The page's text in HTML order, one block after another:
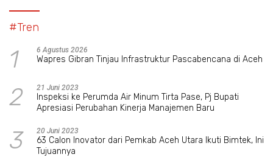
#Tren
1 6 Agustus 2026
Wapres Gibran Tinjau Infrastruktur Pascabencana di Aceh
2 21 Juni 2023
Inspeksi ke Perumda Air Minum Tirta Pase, Pj Bupati
Apresiasi Perubahan Kinerja Manajemen Baru
3 20 Juni 2023
63 Calon Inovator dari Pemkab Aceh Utara Ikuti Bimtek, Ini
Tujuannya